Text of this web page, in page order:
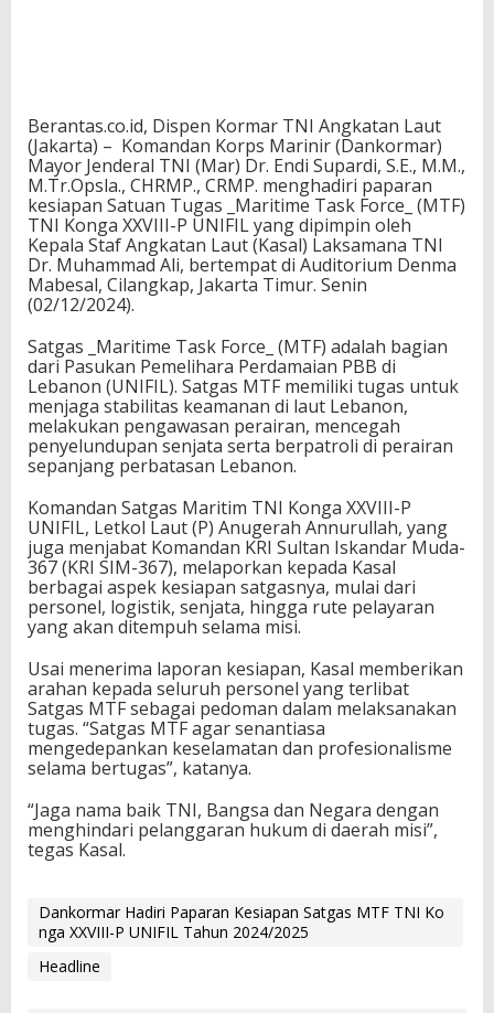
Berantas.co.id, Dispen Kormar TNI Angkatan Laut
(Jakarta) – Komandan Korps Marinir (Dankormar)
Mayor Jenderal TNI (Mar) Dr. Endi Supardi, S.E., M.M.,
M.Tr.Opsla., CHRMP., CRMP. menghadiri paparan
kesiapan Satuan Tugas _Maritime Task Force_ (MTF)
TNI Konga XXVIII-P UNIFIL yang dipimpin oleh
Kepala Staf Angkatan Laut (Kasal) Laksamana TNI
Dr. Muhammad Ali, bertempat di Auditorium Denma
Mabesal, Cilangkap, Jakarta Timur. Senin
(02/12/2024).
Satgas _Maritime Task Force_ (MTF) adalah bagian
dari Pasukan Pemelihara Perdamaian PBB di
Lebanon (UNIFIL). Satgas MTF memiliki tugas untuk
menjaga stabilitas keamanan di laut Lebanon,
melakukan pengawasan perairan, mencegah
penyelundupan senjata serta berpatroli di perairan
sepanjang perbatasan Lebanon.
Komandan Satgas Maritim TNI Konga XXVIII-P
UNIFIL, Letkol Laut (P) Anugerah Annurullah, yang
juga menjabat Komandan KRI Sultan Iskandar Muda-
367 (KRI SIM-367), melaporkan kepada Kasal
berbagai aspek kesiapan satgasnya, mulai dari
personel, logistik, senjata, hingga rute pelayaran
yang akan ditempuh selama misi.
Usai menerima laporan kesiapan, Kasal memberikan
arahan kepada seluruh personel yang terlibat
Satgas MTF sebagai pedoman dalam melaksanakan
tugas. “Satgas MTF agar senantiasa
mengedepankan keselamatan dan profesionalisme
selama bertugas”, katanya.
“Jaga nama baik TNI, Bangsa dan Negara dengan
menghindari pelanggaran hukum di daerah misi”,
tegas Kasal.
Dankormar Hadiri Paparan Kesiapan Satgas MTF TNI Ko
nga XXVIII-P UNIFIL Tahun 2024/2025
Headline